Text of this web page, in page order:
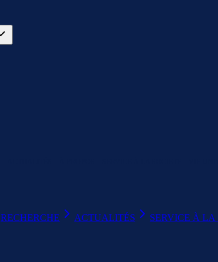
RECHERCHE ACTUALITÉS SERVICE À LA